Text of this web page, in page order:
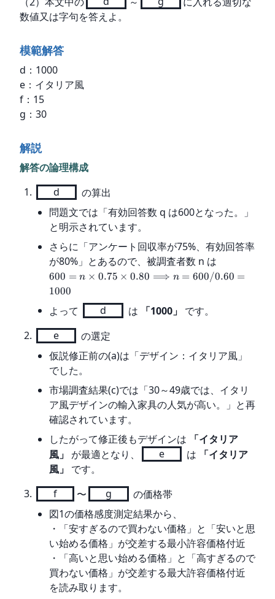
数値又は字句を答えよ。
模範解答
d：1000
e：イタリア風
f：15
g：30
解説
解答の論理構成
d
の算出
問題文では「有効回答数 q は600となった。」
と明示されています。
さらに「アンケート回収率が75%、有効回答率
が80%」とあるので、被調査者数 n は
600 = n × 0.75 × 0.80 ⟹ n = 600/0.60 =
1000
よって d は 「1000」 です。
e
の選定
仮説修正前の(a)は「デザイン：イタリア風」
でした。
市場調査結果(c)では「30～49歳では、イタリ
ア風デザインの輸入家具の人気が高い。」と再
確認されています。
したがって修正後もデザインは
「イタリア
風」 が最適となり、 e は
「イタリア
風」 です。
f
〜 g
の価格帯
図1の価格感度測定結果から、
・「安すぎるので買わない価格」と「安いと思
い始める価格」が交差する最小許容価格付近
・「高いと思い始める価格」と「高すぎるので
買わない価格」が交差する最大許容価格付近
を読み取ります。